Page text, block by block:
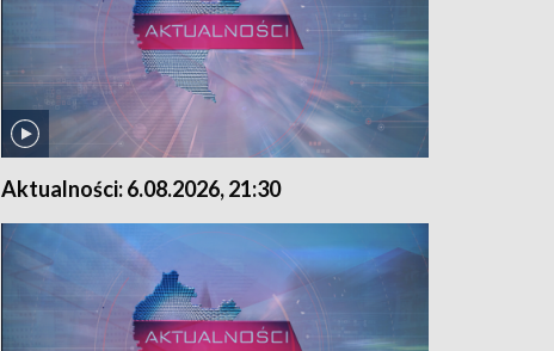
Aktualności: 6.08.2026, 21:30